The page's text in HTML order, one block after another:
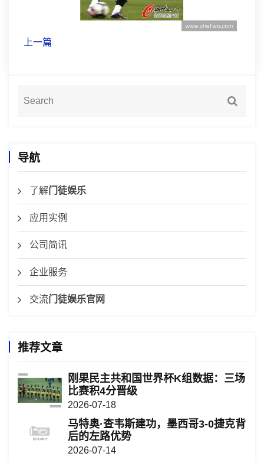
上一篇
导航
了解门徒娱乐
应用实例
公司简讯
企业服务
交流门徒娱乐官网
推荐文章
刚果民主共和国世界杯K组数据：三场
比赛积4分晋级
2026-07-18
马特奥·查韦斯建功，墨西哥3-0捷克背
后的左路优势
2026-07-14